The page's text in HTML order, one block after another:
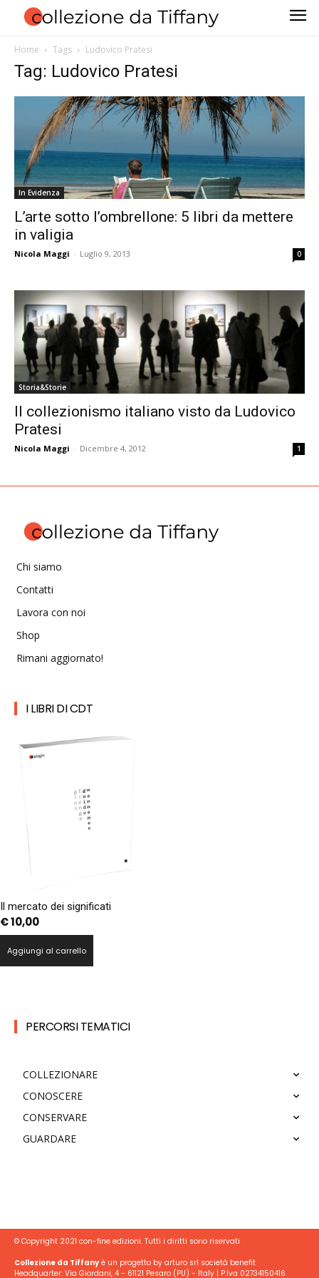
Home Tags Ludovico Pratesi
Tag: Ludovico Pratesi
In Evidenza
L’arte sotto l’ombrellone: 5 libri da mettere
in valigia
Nicola Maggi - Luglio 9, 2013 0
Storia&Storie
Il collezionismo italiano visto da Ludovico
Pratesi
Nicola Maggi - Dicembre 4, 2012 1
Chi siamo
Contatti
Lavora con noi
Shop
Rimani aggiornato!
I LIBRI DI CDT
Il mercato dei significati
€10,00
Aggiungi al carrello
PERCORSI TEMATICI
COLLEZIONARE
CONOSCERE
CONSERVARE
GUARDARE
© Copyright 2021 con-fine edizioni. Tutti i diritti sono riservati
Collezione da Tiffanyè un progetto by arturo srl società benefit
Headquarter: Via Giordani, 4 - 61121 Pesaro (PU) - Italy | P.Iva 02734150416